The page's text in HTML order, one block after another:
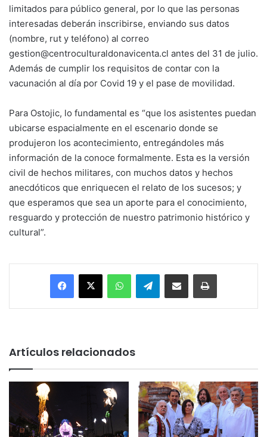
limitados para público general, por lo que las personas
interesadas deberán inscribirse, enviando sus datos
(nombre, rut y teléfono) al correo
gestion@centroculturaldonavicenta.cl antes del 31 de julio.
Además de cumplir los requisitos de contar con la
vacunación al día por Covid 19 y el pase de movilidad.
Para Ostojic, lo fundamental es “que los asistentes puedan
ubicarse espacialmente en el escenario donde se
produjeron los acontecimiento, entregándoles más
información de la conoce formalmente. Esta es la versión
civil de hechos militares, con muchos datos y hechos
anecdóticos que enriquecen el relato de los sucesos; y
que esperamos que sea un aporte para el conocimiento,
resguardo y protección de nuestro patrimonio histórico y
cultural”.
Facebook
X WhatsAppTelegramEnviar vía email Imprimir
Artículos relacionados